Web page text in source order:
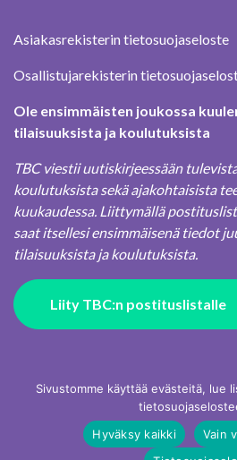
Asiakasrekisterin tietosuojaseloste
Osallistujarekisterin
Ole ensimmäisten joukossa
tilaisuuksista ja koulutuksista
TBC viestii uutiskirjeessään
koulutuksista sekä ajakohtaisista
kuukaudessa. Liittymällä
saat itsellesi ensimmäisenä tiedot
tilaisuuksista ja koulutuksista.
Liity TBC:n postituslistalle
Sivustomme käyttää evästeitä, lue
Hyväksy kaikki
Vain